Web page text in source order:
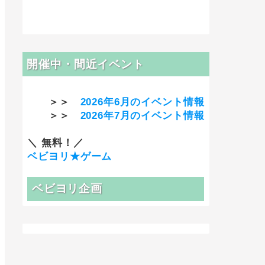
開催中・間近イベント
＞＞ 2026年6月のイベント情報
＞＞ 2026年7月のイベント情報
＼ 無料！／
ベビヨリ★ゲーム
ベビヨリ企画